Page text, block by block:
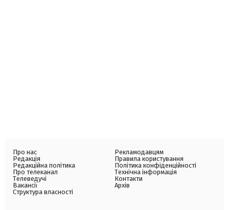
Про нас
Редакція
Редакційна політика
Про телеканал
Телеведучі
Вакансії
Структура власності
Рекламодавцям
Правила користування
Політика конфіденційності
Технічна інформація
Контакти
Архів